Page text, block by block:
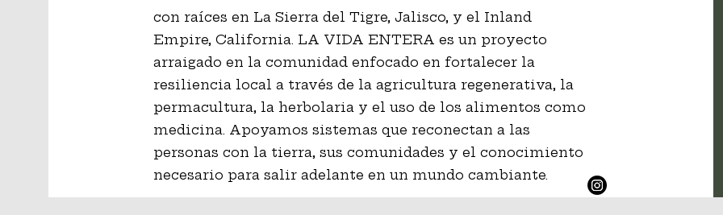
con raíces en La Sierra del Tigre, Jalisco, y el Inland
Empire, California. LA VIDA ENTERA es un proyecto
arraigado en la comunidad enfocado en fortalecer la
resiliencia local a través de la agricultura regenerativa, la
permacultura, la herbolaria y el uso de los alimentos como
medicina. Apoyamos sistemas que reconectan a las
personas con la tierra, sus comunidades y el conocimiento
necesario para salir adelante en un mundo cambiante.